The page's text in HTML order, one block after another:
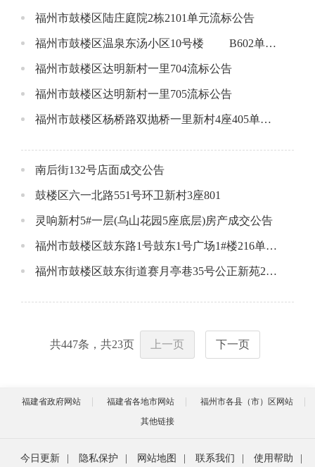
福州市鼓楼区陆庄庭院2栋2101单元流标公告
福州市鼓楼区温泉东汤小区10号楼 B602单元流标公告
福州市鼓楼区达明新村一里704流标公告
福州市鼓楼区达明新村一里705流标公告
福州市鼓楼区杨桥路双抛桥一里新村4座405单元成交公告
南后街132号店面成交公告
鼓楼区六一北路551号环卫新村3座801
灵响新村5#一层(乌山花园5座底层)房产成交公告
福州市鼓楼区鼓东路1号鼓东1号广场1#楼216单元成交公告
福州市鼓楼区鼓东街道赛月亭巷35号公正新苑2#楼205单元成交公告
共447条，共23页 上一页 下一页
福建省政府网站 福建省各地市网站
福州市各县（市）区网站
其他链接
今日更新 隐私保护 网站地图 联系我们 使用帮助